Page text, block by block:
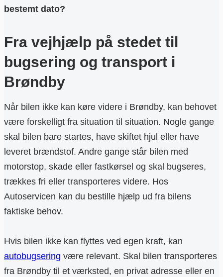
bestemt dato?
Fra vejhjælp på stedet til
bugsering og transport i
Brøndby
Når bilen ikke kan køre videre i Brøndby, kan behovet
være forskelligt fra situation til situation. Nogle gange
skal bilen bare startes, have skiftet hjul eller have
leveret brændstof. Andre gange står bilen med
motorstop, skade eller fastkørsel og skal bugseres,
trækkes fri eller transporteres videre. Hos
Autoservicen kan du bestille hjælp ud fra bilens
faktiske behov.
Hvis bilen ikke kan flyttes ved egen kraft, kan
autobugsering være relevant. Skal bilen transporteres
fra Brøndby til et værksted, en privat adresse eller en